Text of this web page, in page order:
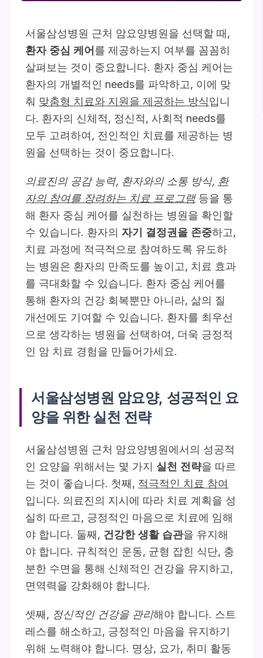
서울삼성병원 근처 암요양병원을 선택할 때,
환자 중심 케어를 제공하는지 여부를 꼼꼼히
살펴보는 것이 중요합니다. 환자 중심 케어는
환자의 개별적인 needs를 파악하고, 이에 맞
춰 맞춤형 치료와 지원을 제공하는 방식입니
다. 환자의 신체적, 정신적, 사회적 needs를
모두 고려하여, 전인적인 치료를 제공하는 병
원을 선택하는 것이 중요합니다.
의료진의 공감 능력, 환자와의 소통 방식, 환
자의 참여를 장려하는 치료 프로그램등을 통
해 환자 중심 케어를 실천하는 병원을 확인할
수 있습니다. 환자의 자기 결정권을 존중하고,
치료 과정에 적극적으로 참여하도록 유도하
는 병원은 환자의 만족도를 높이고, 치료 효과
를 극대화할 수 있습니다. 환자 중심 케어를
통해 환자의 건강 회복뿐만 아니라, 삶의 질
개선에도 기여할 수 있습니다. 환자를 최우선
으로 생각하는 병원을 선택하여, 더욱 긍정적
인 암 치료 경험을 만들어가세요.
서울삼성병원 암요양, 성공적인 요
양을 위한 실천 전략
서울삼성병원 근처 암요양병원에서의 성공적
인 요양을 위해서는 몇 가지 실천 전략을 따르
는 것이 좋습니다. 첫째, 적극적인 치료 참여
입니다. 의료진의 지시에 따라 치료 계획을 성
실히 따르고, 긍정적인 마음으로 치료에 임해
야 합니다. 둘째, 건강한 생활 습관을 유지해
야 합니다. 규칙적인 운동, 균형 잡힌 식단, 충
분한 수면을 통해 신체적인 건강을 유지하고,
면역력을 강화해야 합니다.
셋째, 정신적인 건강을 관리해야 합니다. 스트
레스를 해소하고, 긍정적인 마음을 유지하기
위해 노력해야 합니다. 명상, 요가, 취미 활동